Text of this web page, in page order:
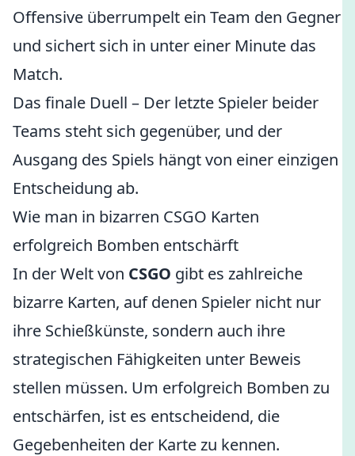
Offensive überrumpelt ein Team den Gegner
und sichert sich in unter einer Minute das
Match.
Das finale Duell – Der letzte Spieler beider
Teams steht sich gegenüber, und der
Ausgang des Spiels hängt von einer einzigen
Entscheidung ab.
Wie man in bizarren CSGO Karten
erfolgreich Bomben entschärft
In der Welt von CSGO gibt es zahlreiche
bizarre Karten, auf denen Spieler nicht nur
ihre Schießkünste, sondern auch ihre
strategischen Fähigkeiten unter Beweis
stellen müssen. Um erfolgreich Bomben zu
entschärfen, ist es entscheidend, die
Gegebenheiten der Karte zu kennen.